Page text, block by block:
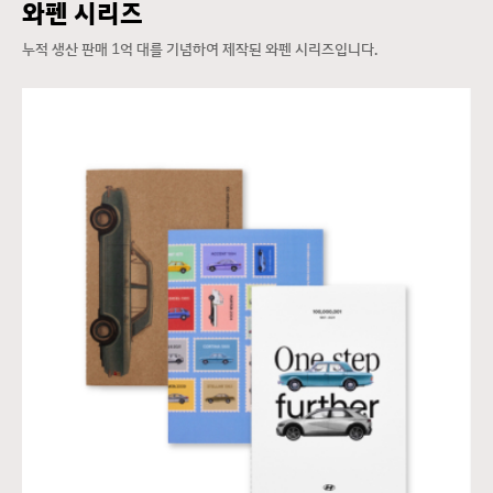
와펜 시리즈
누적 생산 판매 1억 대를 기념하여 제작된 와펜 시리즈입니다.